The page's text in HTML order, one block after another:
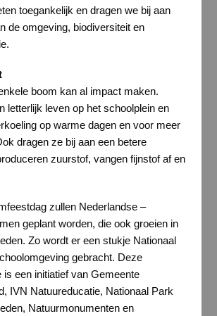
toegankelijk en dragen we bij aan
de omgeving, biodiversiteit en
boom kan al impact maken.
letterlijk leven op het schoolplein en
op warme dagen en voor meer
dragen ze bij aan een betere
zuurstof, vangen fijnstof af en
zullen Nederlandse –
geplant worden, die ook groeien in
Zo wordt er een stukje Nationaal
gebracht. Deze
is een initiatief van Gemeente
IVN Natuureducatie, Nationaal Park
Natuurmonumenten en